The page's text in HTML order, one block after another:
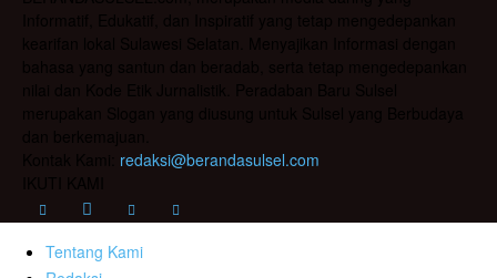
redaksi@berandasulsel.com
Tentang Kami